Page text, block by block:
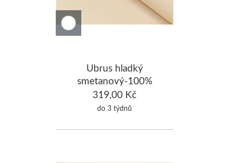
Ubrus hladký
smetanový-100%
Bavlna 110x160cm
319,00 Kč
do 3 týdnů